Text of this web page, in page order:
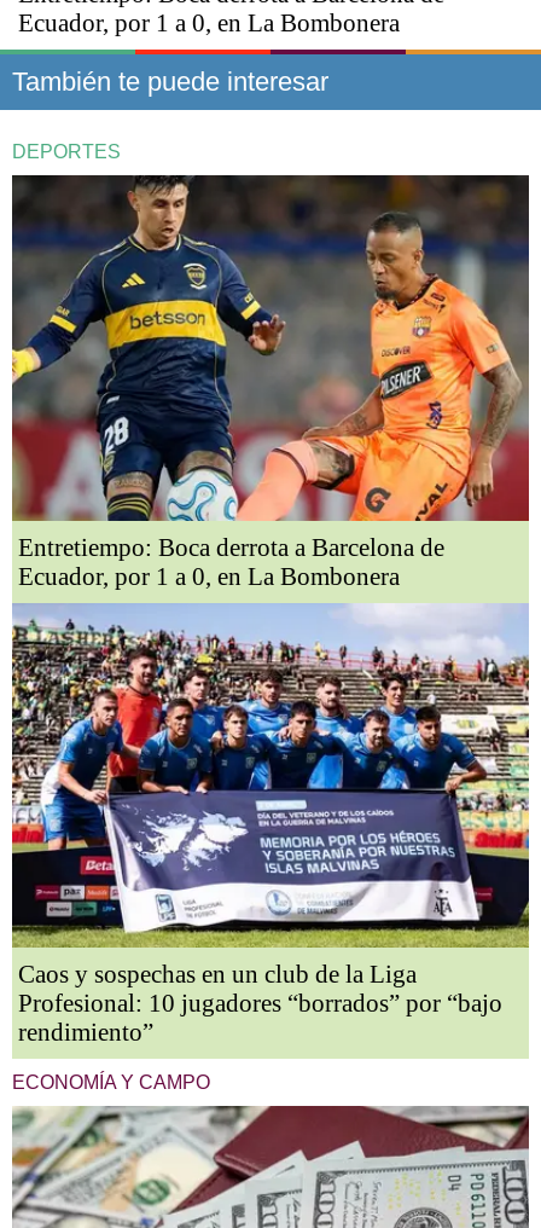
Ecuador, por 1 a 0, en La Bombonera
También te puede interesar
DEPORTES
Entretiempo: Boca derrota a Barcelona de
Ecuador, por 1 a 0, en La Bombonera
Caos y sospechas en un club de la Liga
Profesional: 10 jugadores “borrados” por “bajo
rendimiento”
ECONOMÍA Y CAMPO